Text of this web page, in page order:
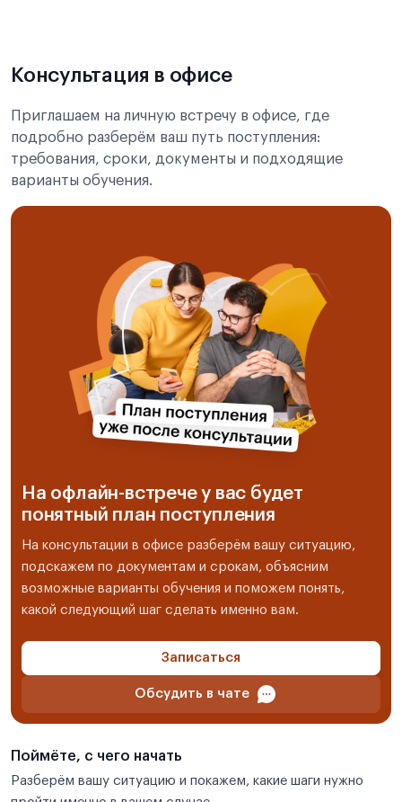
Консультация в офисе
Приглашаем на личную встречу в офисе, где
подробно разберём ваш путь поступления:
требования, сроки, документы и подходящие
варианты обучения.
На офлайн-встрече у вас будет
понятный план поступления
На консультации в офисе разберём вашу ситуацию,
подскажем по документам и срокам, объясним
возможные варианты обучения и поможем понять,
какой следующий шаг сделать именно вам.
Записаться
Обсудить в чате
Поймёте, с чего начать
Разберём вашу ситуацию и покажем, какие шаги нужно